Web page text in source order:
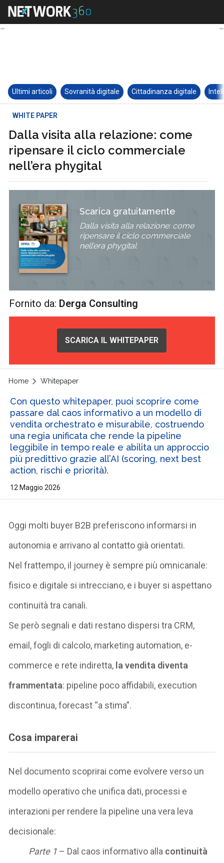
Ultimi articoli Sovranità digitale Cittadinanza digitale
WHITE PAPER
Dalla visita alla relazione: come
ripensare il ciclo commerciale
nell’era phygital
Scarica gratuitamente
Dalla visita alla relazione: come
ripensare il ciclo commerciale
nell’era phygital
Fornito da: Derga Consulting
SCARICA IL WHITEPAPER
Home Whitepaper
Con questo whitepaper, puoi scoprire come
passare dal caos informativo a un modello di
vendita orchestrato e misurabile, costruendo
una regia unificata che rende la pipeline
leggibile in tempo reale e abilita un approccio
più predittivo grazie all’AI (scoring, next best
action, rischi e priorità).
12 Maggio 2026
Oggi molti buyer B2B preferiscono informarsi in
autonomia e arrivano al contatto già orientati.
Nel frattempo, il journey è sempre più omnicanale:
fisico e digitale si intrecciano, e i buyer si aspettano
continuità tra canali.
Se però segnali e dati restano dispersi tra CRM,
email, fogli di calcolo, marketing automation, e-
commerce e rete indiretta, la vendita diventa
frammentata: pipeline poco affidabili, execution
discontinua, forecast “a stima”.
Cosa imparerai
Nel documento scoprirai come evolvere verso un
modello operativo che unifica dati, processi e
interazioni per rendere la pipeline una vera leva
decisionale:
Parte 1 – Dal caos informativo alla continuità